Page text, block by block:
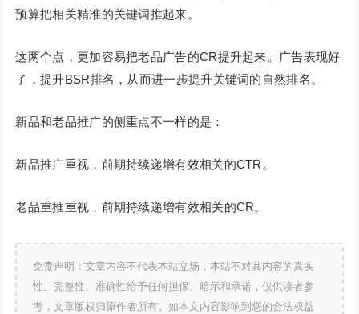
预算把相关精准的关键词推起来。
这两个点，更加容易把老品广告的CR提升起来。广告表现好
了，提升BSR排名，从而进一步提升关键词的自然排名。
新品和老品推广的侧重点不一样的是：
新品推广重视，前期持续递增有效相关的CTR。
老品重推重视，前期持续递增有效相关的CR。
免责声明：文章内容不代表本站立场，本站不对其内容的真实
性、完整性、准确性给予任何担保、暗示和承诺，仅供读者参
考，文章版权归原作者所有。如本文内容影响到您的合法权益